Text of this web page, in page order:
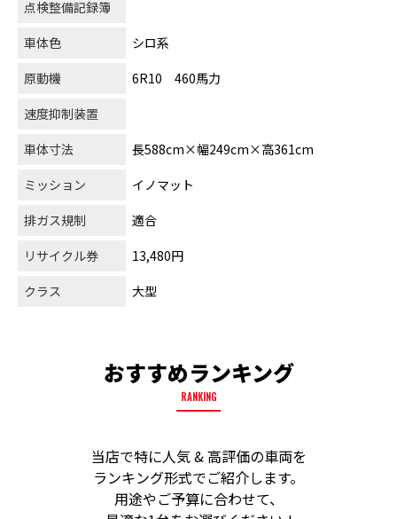
点検整備記録簿
車体色
シロ系
原動機
6R10 460馬力
速度抑制装置
車体寸法
長588cm×幅249cm×高361cm
ミッション
イノマット
排ガス規制
適合
リサイクル券
13,480円
クラス
大型
おすすめランキング
RANKING
当店で特に人気 & 高評価の車両を
ランキング形式でご紹介します。
用途やご予算に合わせて、